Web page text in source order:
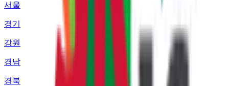
서울
경기
강원
경남
경북